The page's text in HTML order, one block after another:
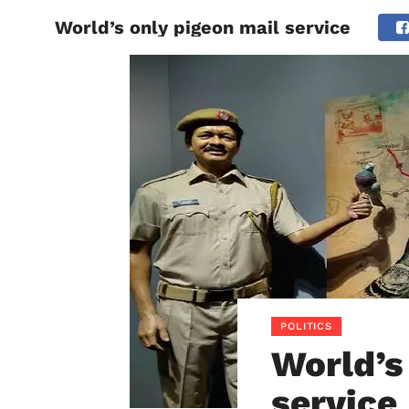
World’s only pigeon mail service
POLITICS